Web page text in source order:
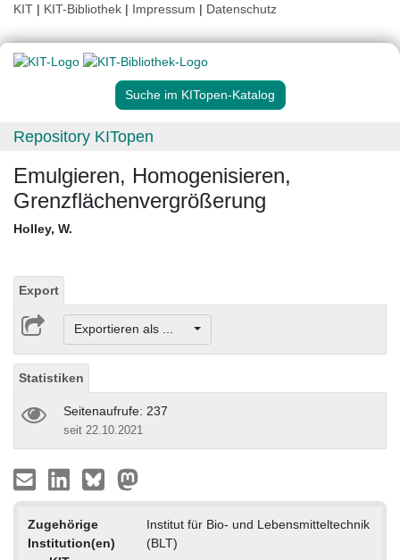
KIT | KIT-Bibliothek | Impressum | Datenschutz
Suche im KITopen-Katalog
Repository KITopen
Emulgieren, Homogenisieren,
Grenzflächenvergrößerung
Holley, W.
Export
Exportieren als ...
Statistiken
Seitenaufrufe: 237
seit 22.10.2021
Zugehörige
Institution(en)
Institut für Bio- und Lebensmitteltechnik
(BLT)